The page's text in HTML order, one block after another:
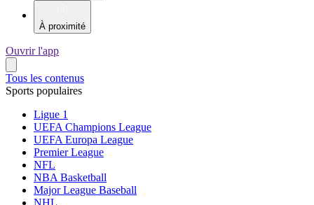
À proximité
Ouvrir l'app
Tous les contenus
Sports populaires
Ligue 1
UEFA Champions League
UEFA Europa League
Premier League
NFL
NBA Basketball
Major League Baseball
NHL